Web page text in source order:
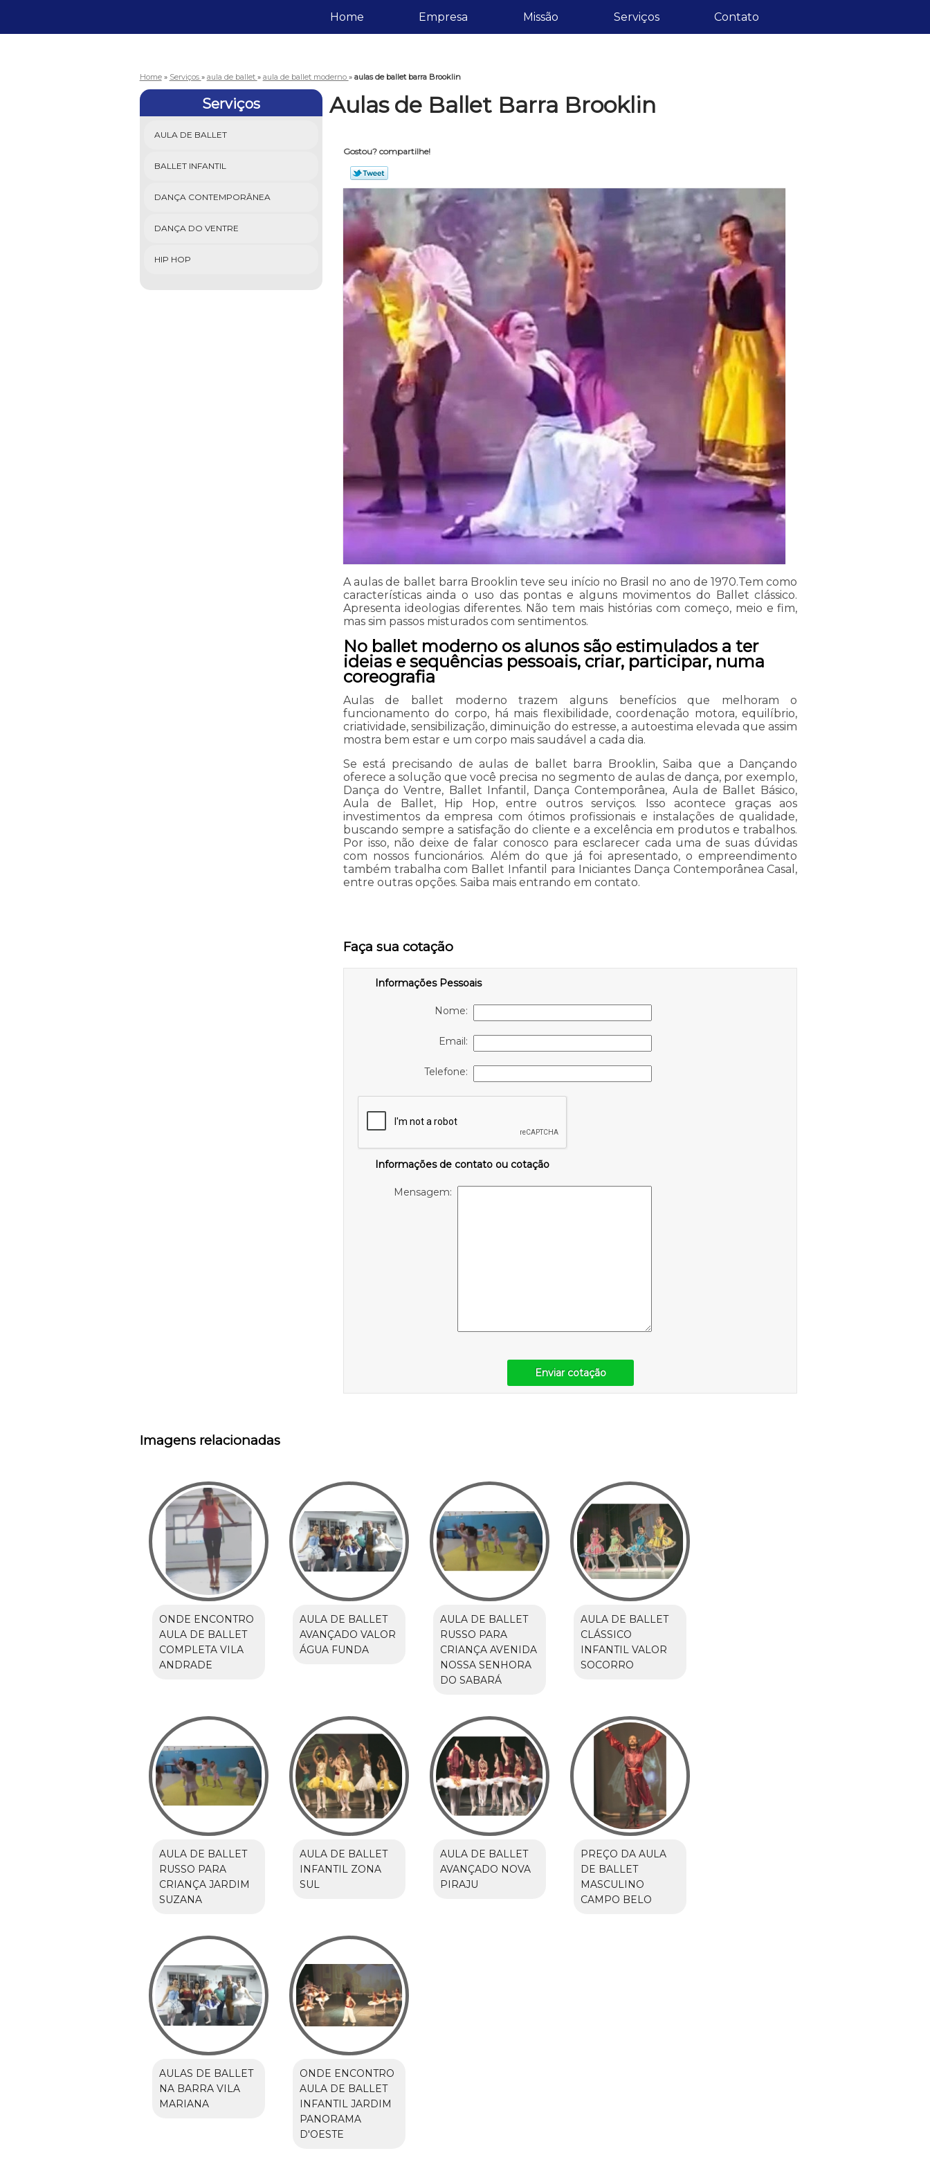
Home Empresa Missão Serviços Contato
Home » Serviços » aula de ballet » aula de ballet moderno » aulas de ballet barra Brooklin
Serviços
AULA DE BALLET
BALLET INFANTIL
DANÇA CONTEMPORÂNEA
DANÇA DO VENTRE
HIP HOP
Aulas de Ballet Barra Brooklin
Gostou? compartilhe!
A aulas de ballet barra Brooklin teve seu início no Brasil no ano de 1970.Tem como
características ainda o uso das pontas e alguns movimentos do Ballet clássico.
Apresenta ideologias diferentes. Não tem mais histórias com começo, meio e fim,
mas sim passos misturados com sentimentos.
No ballet moderno os alunos são estimulados a ter
ideias e sequências pessoais, criar, participar, numa
coreografia
Aulas de ballet moderno trazem alguns benefícios que melhoram o
funcionamento do corpo, há mais flexibilidade, coordenação motora, equilíbrio,
criatividade, sensibilização, diminuição do estresse, a autoestima elevada que assim
mostra bem estar e um corpo mais saudável a cada dia.
Se está precisando de aulas de ballet barra Brooklin, Saiba que a Dançando
oferece a solução que você precisa no segmento de aulas de dança, por exemplo,
Dança do Ventre, Ballet Infantil, Dança Contemporânea, Aula de Ballet Básico,
Aula de Ballet, Hip Hop, entre outros serviços. Isso acontece graças aos
investimentos da empresa com ótimos profissionais e instalações de qualidade,
buscando sempre a satisfação do cliente e a excelência em produtos e trabalhos.
Por isso, não deixe de falar conosco para esclarecer cada uma de suas dúvidas
com nossos funcionários. Além do que já foi apresentado, o empreendimento
também trabalha com Ballet Infantil para Iniciantes Dança Contemporânea Casal,
entre outras opções. Saiba mais entrando em contato.
Faça sua cotação
Informações Pessoais
Nome:
Email:
Telefone:
Informações de contato ou cotação
Mensagem:
Enviar cotação
Imagens relacionadas
ONDE ENCONTRO
AULA DE BALLET
COMPLETA VILA
ANDRADE
AULA DE BALLET
AVANÇADO VALOR
ÁGUA FUNDA
AULA DE BALLET
RUSSO PARA
CRIANÇA AVENIDA
NOSSA SENHORA
DO SABARÁ
AULA DE BALLET
CLÁSSICO
INFANTIL VALOR
SOCORRO
AULA DE BALLET
RUSSO PARA
CRIANÇA JARDIM
SUZANA
AULA DE BALLET
INFANTIL ZONA
SUL
AULA DE BALLET
AVANÇADO NOVA
PIRAJU
PREÇO DA AULA
DE BALLET
MASCULINO
CAMPO BELO
AULAS DE BALLET
NA BARRA VILA
MARIANA
ONDE ENCONTRO
AULA DE BALLET
INFANTIL JARDIM
PANORAMA
D'OESTE